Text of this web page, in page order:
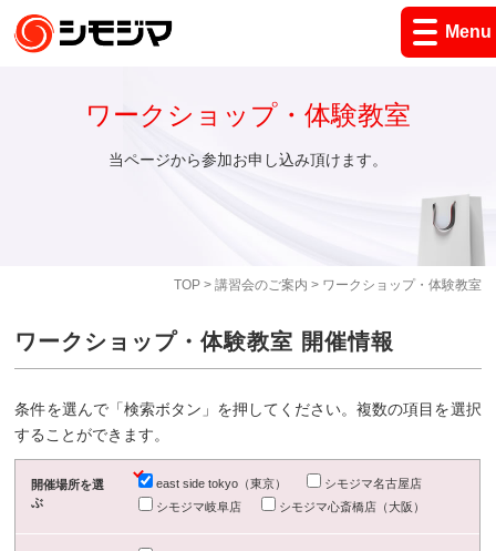
Menu
TOP> 講習会のご案内 > ワークショップ・体験教室
ワークショップ・体験教室
当ページから参加お申し込み頂けます。
ワークショップ・体験教室 開催情報
条件を選んで「検索ボタン」を押してください。複数の項目を選択
することができます。
開催場所を選
ぶ
east side tokyo（東京）
シモジマ名古屋店
シモジマ岐阜店
シモジマ心斎橋店（大阪）